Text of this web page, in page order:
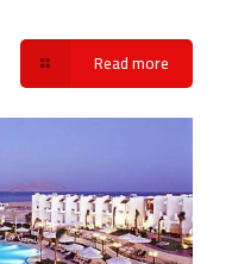
Read more